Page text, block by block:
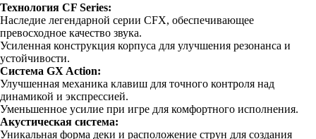
Технология CF Series:
Наследие легендарной серии CFX, обеспечивающее
превосходное качество звука.
Усиленная конструкция корпуса для улучшения резонанса и
устойчивости.
Система GX Action:
Улучшенная механика клавиш для точного контроля над
динамикой и экспрессией.
Уменьшенное усилие при игре для комфортного исполнения.
Акустическая система:
Уникальная форма деки и расположение струн для создания